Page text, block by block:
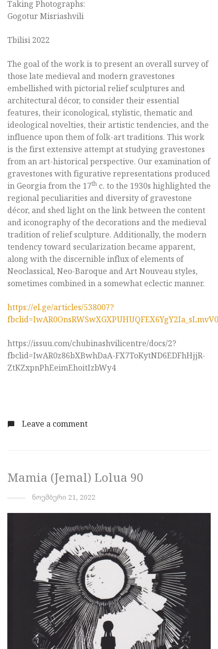
Taking Photographs:
Gogotur Misriashvili
Tbilisi 2022
The goal of the work is to present an overall survey of
those late medieval and modern gravestones
embellished with pictorial relief sculptures and
architectural décor, to consider their essential
features, their iconological, stylistic, thematic and
ideological novelties, their artistic tendencies, and the
influence upon them of folk-art traditions. This work
is the first extensive attempt at studying gravestones
from an art-historical perspective. Our examination of
gravestones with figurative representations produced
in Georgia from the 17th c. to the 1930s highlighted the
regional peculiarities and diversity of gravestone
décor, and shed light on the link between the content
and iconography of the decorations and the medieval
tradition of relief sculpture. Additionally, the modern
tendency toward secularization became apparent,
along with the discernible influx of elements of
Neoclassical, Neo-Baroque and Art Nouveau styles,
sometimes combined in a somewhat eclectic manner.
https://el.ge/articles/538007?
https://issuu.com/chubinashvilicentre/docs/2?
fbclid=IwAR0z86bXBwhDaA-FX7ToKytND6EDFhHjjR-
ZtKZxpnPhEeimEhoitIzbWy4
Leave a comment
Mamia (Jemal) Lolua 90
ნოემბერი 21, 2022